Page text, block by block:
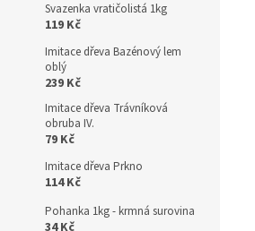
Svazenka vratičolistá 1kg
119 Kč
Imitace dřeva Bazénový lem
oblý
239 Kč
Imitace dřeva Trávníková
obruba IV.
79 Kč
Imitace dřeva Prkno
114 Kč
Pohanka 1kg - krmná surovina
34 Kč